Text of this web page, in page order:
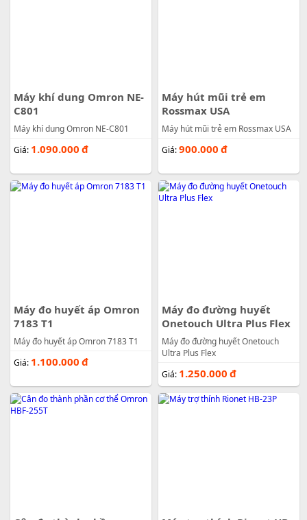
Máy khí dung Omron NE-
C801
Máy khí dung Omron NE-C801
Giá: 1.090.000 đ
Máy hút mũi trẻ em
Rossmax USA
Máy hút mũi trẻ em Rossmax USA
Giá:900.000 đ
Máy đo huyết áp Omron
7183 T1
Máy đo huyết áp Omron 7183 T1
Giá: 1.100.000 đ
Máy đo đường huyết
Onetouch Ultra Plus Flex
Máy đo đường huyết Onetouch
Ultra Plus Flex
Giá: 1.250.000 đ